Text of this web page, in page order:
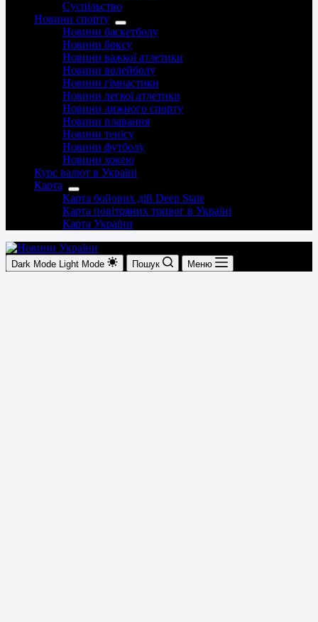
Суспільство
Новини спорту
Новини баскетболу
Новини боксу
Новини важкої атлетики
Новини волейболу
Новини гімнастики
Новини легкої атлетики
Новини лижного спорту
Новини плавання
Новини тенісу
Новини футболу
Новини хокею
Курс валют в Україні
Карта
Карта бойових дій Deep State
Карта повітряних тривог в Україні
Карта України
Dark Mode Light Mode Пошук Меню